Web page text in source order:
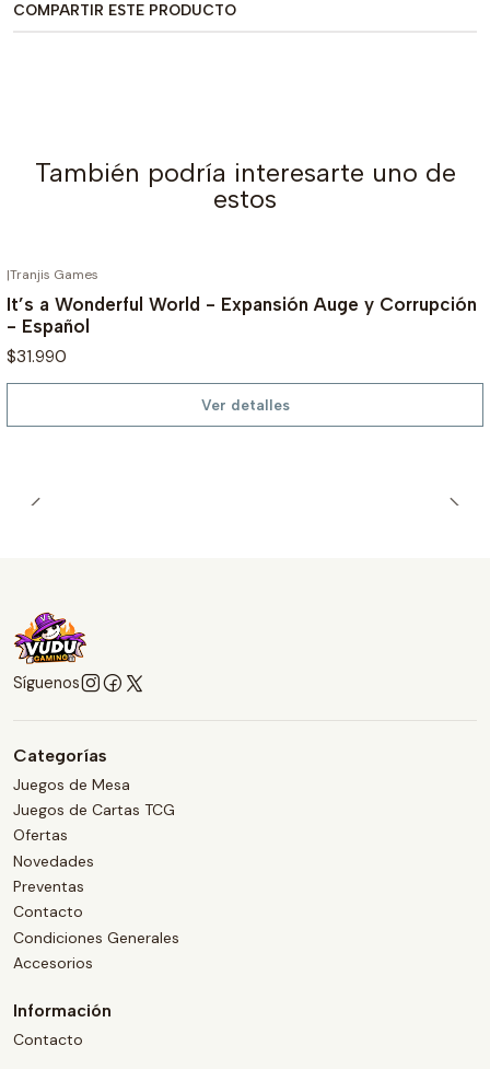
COMPARTIR ESTE PRODUCTO
También podría interesarte uno de
estos
|Tranjis Games
It’s a Wonderful World - Expansión Auge y Corrupción
- Español
$31.990
Ver detalles
Síguenos
Categorías
Juegos de Mesa
Juegos de Cartas TCG
Ofertas
Novedades
Preventas
Contacto
Condiciones Generales
Accesorios
Información
Contacto